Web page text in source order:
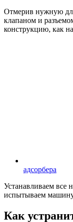
Отмерив нужную
клапаном и
конструкцию, как
адсорбера
Устанавливаем все
испытываем
Как